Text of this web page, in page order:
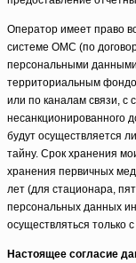
Оператор имеет право
системе ОМС (по
персональными данными
территориальным
или по каналам связи,
несанкционированного
будут осуществляется
тайну. Срок хранения
хранения первичных
лет (для стационара,
персональных данных
осуществляться только
Настоящее согласие